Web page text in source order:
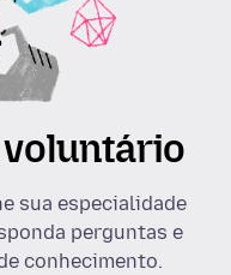
sua especialidade
perguntas e
conhecimento.